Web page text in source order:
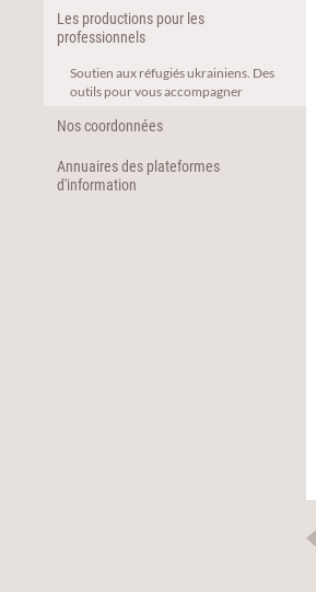
Les productions pour les
professionnels
Soutien aux réfugiés ukrainiens. Des
outils pour vous accompagner
Nos coordonnées
Annuaires des plateformes
d'information